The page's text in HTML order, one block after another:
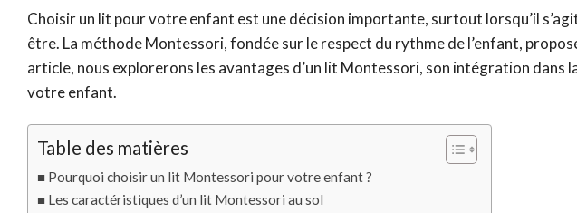
Choisir un lit pour votre enfant est une décision importante, surtout lorsqu’il
être. La méthode Montessori, fondée sur le respect du rythme de l’enfant,
article, nous explorerons les avantages d’un lit Montessori, son intégration dans
votre enfant.
Table des matières
Pourquoi choisir un lit Montessori pour votre enfant ?
Les caractéristiques d’un lit Montessori au sol